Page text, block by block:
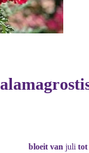
bloeit van juli tot